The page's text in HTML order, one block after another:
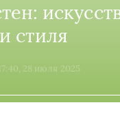
и стиля
28 июля 2025